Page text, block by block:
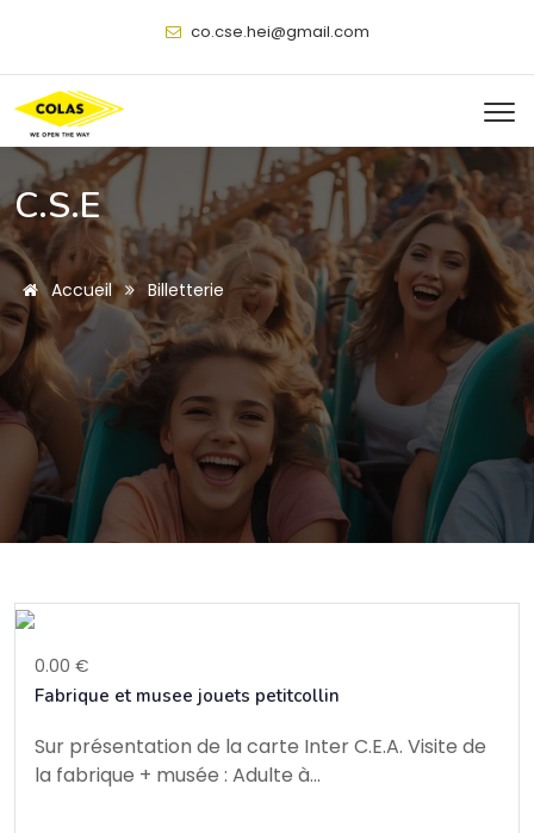
@
C.S.E
Accueil Billetterie
0.00 €
Fabrique et musee jouets petitcollin
Sur présentation de la carte Inter C.E.A. Visite de
la fabrique + musée : Adulte à...